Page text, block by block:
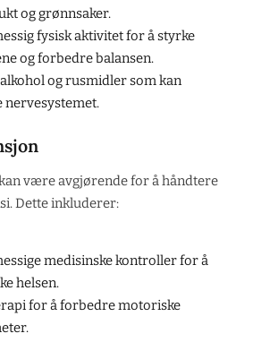
og grønnsaker.
fysisk aktivitet for å styrke
og forbedre balansen.
og rusmidler som kan
nervesystemet.
være avgjørende for å håndtere
Dette inkluderer:
medisinske kontroller for å
helsen.
for å forbedre motoriske